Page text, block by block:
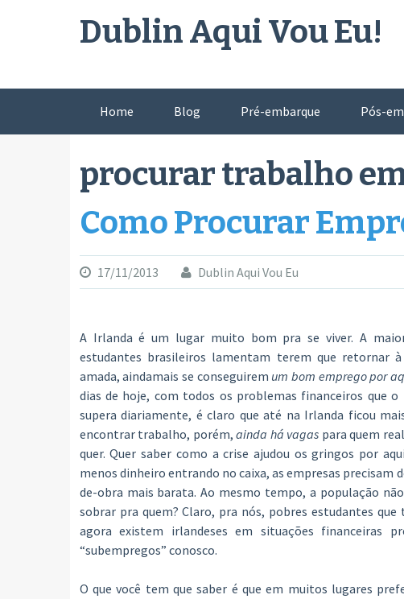
Dublin Aqui Vou Eu!
Home Blog Pré-embarque Pós-
procurar trabalho
Como Procurar
17/11/2013 Dublin Aqui Vou Eu
A Irlanda é um lugar muito bom pra se viver. A
estudantes brasileiros lamentam terem que retornar
amada, aindamais se conseguirem um bom emprego por
dias de hoje, com todos os problemas financeiros que o
supera diariamente, é claro que até na Irlanda ficou
encontrar trabalho, porém,ainda há vagas para quem
quer. Quer saber como a crise ajudou os gringos por
menos dinheiro entrando no caixa, as empresas precisam
de-obra mais barata. Ao mesmo tempo, a população
sobrar pra quem? Claro, pra nós, pobres estudantes
agora existem irlandeses em situações financeiras
“subempregos” conosco.
O que você tem que saber é que em muitos lugares